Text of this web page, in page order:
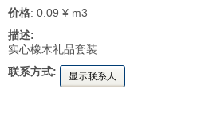
价格: 0.09 ¥ m3
描述:
实心橡木礼品套装
联系方式:
显示联系人